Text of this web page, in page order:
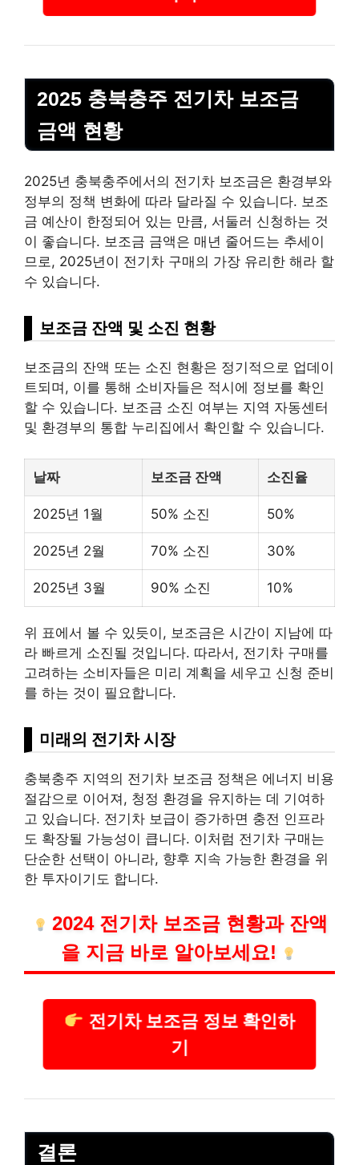
2025 충북충주 전기차 보조금
금액 현황
2025년 충북충주에서의 전기차 보조금은 환경부와
정부의 정책 변화에 따라 달라질 수 있습니다. 보조
금 예산이 한정되어 있는 만큼, 서둘러 신청하는 것
이 좋습니다. 보조금 금액은 매년 줄어드는 추세이
므로, 2025년이 전기차 구매의 가장 유리한 해라 할
수 있습니다.
보조금 잔액 및 소진 현황
보조금의 잔액 또는 소진 현황은 정기적으로 업데이
트되며, 이를 통해 소비자들은 적시에 정보를 확인
할 수 있습니다. 보조금 소진 여부는 지역 자동센터
및 환경부의 통합 누리집에서 확인할 수 있습니다.
날짜 보조금 잔액 소진율
2025년 1월 50% 소진 50%
2025년 2월 70% 소진 30%
2025년 3월 90% 소진 10%
위 표에서 볼 수 있듯이, 보조금은 시간이 지남에 따
라 빠르게 소진될 것입니다. 따라서, 전기차 구매를
고려하는 소비자들은 미리 계획을 세우고 신청 준비
를 하는 것이 필요합니다.
미래의 전기차 시장
충북충주 지역의 전기차 보조금 정책은 에너지 비용
절감으로 이어져, 청정 환경을 유지하는 데 기여하
고 있습니다. 전기차 보급이 증가하면 충전 인프라
도 확장될 가능성이 큽니다. 이처럼 전기차 구매는
단순한 선택이 아니라, 향후 지속 가능한 환경을 위
한 투자이기도 합니다.
2024 전기차 보조금 현황과 잔액
을 지금 바로 알아보세요!
전기차 보조금 정보 확인하
기
결론